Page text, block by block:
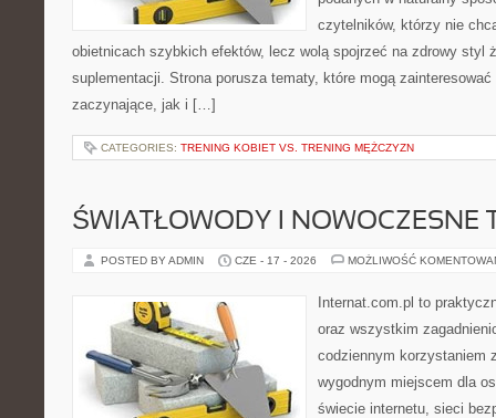
czytelników, którzy nie
obietnicach szybkich efektów, lecz wolą spojrzeć na zdrowy styl
suplementacji. Strona porusza tematy, które mogą
zaczynające, jak i […]
CATEGORIES: TRENING KOBIET VS. TRENING MĘŻCZYZN
ŚWIATŁOWODY I NOWOCZESNE
POSTED BY ADMIN CZE - 17 - 2026 MOŻLIWOŚĆ
Internat.com.pl to
oraz wszystkim
codziennym korzystaniem
wygodnym miejscem dla
świecie internetu, sieci